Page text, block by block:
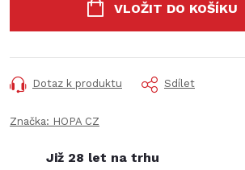
VLOŽIT DO KOŠÍKU
Dotaz k produktu Sdílet
Značka: HOPA CZ
Již 28 let na trhu